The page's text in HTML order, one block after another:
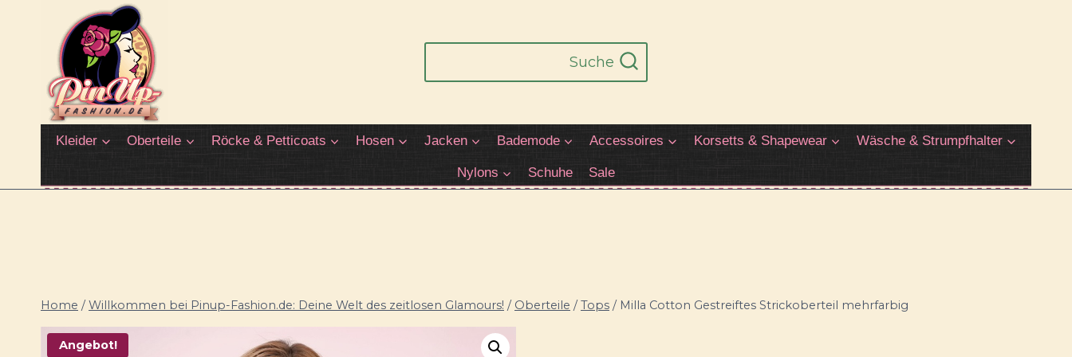
springen
Suche
Kleider Oberteile Röcke & Petticoats Hosen Jacken Bademode Accessoires Korsetts & Shapewear Wäsche & Strumpfhalter
Nylons Schuhe Sale
Home / Willkommen bei Pinup-Fashion.de: Deine Welt des zeitlosen Glamours! / Oberteile / Tops / Milla Cotton Gestreiftes Strickoberteil mehrfarbig
Angebot!